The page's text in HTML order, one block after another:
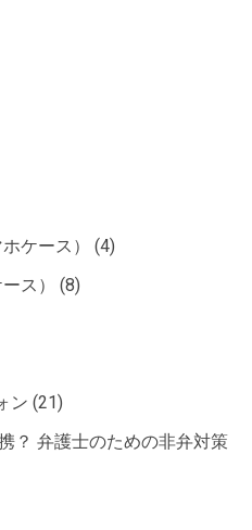
ケース）
(4)
ス）
(8)
ン (21)
？ 弁護士のための非弁対策